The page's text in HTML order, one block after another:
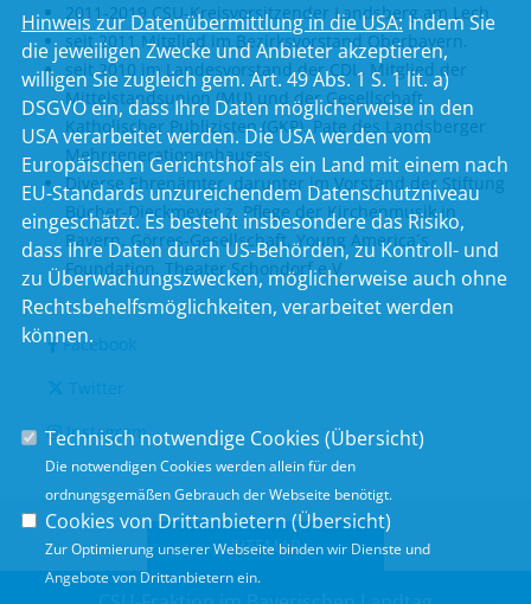
2011-2019 CSU-Kreisvorsitzender Landsberg am Lech
seit 2011 Mitglied im Bezirksvorstand Oberbayern.
seit 2010 im Landesvorstand der CDL. Mitglied der
Mittelstandsunion (MU) und der Gesellschaft
Katholischer Publizisten (GKP). Pate des Landsberger
Mehrgenerationenhauses.
Diverse Ehrenämter, darunter im Vorstand der Stiftung
Bücher-Dieckmeyer z. Pflege der Kirchenmusik in
Bayern, Görres-Gesellschaft, Young America´s
Foundation, Theater Schondorf e.V.
Facebook
Twitter
Instagram
SITEMAP
Hinweis zur Datenübermittlung in die USA: Indem Sie
die jeweiligen Zwecke und Anbieter akzeptieren,
willigen Sie zugleich gem. Art. 49 Abs. 1 S. 1 lit. a)
DSGVO ein, dass Ihre Daten möglicherweise in den
USA verarbeitet werden. Die USA werden vom
Europäischen Gerichtshof als ein Land mit einem nach
EU-Standards unzureichendem Datenschutzniveau
eingeschätzt. Es besteht insbesondere das Risiko,
dass Ihre Daten durch US-Behörden, zu Kontroll- und
zu Überwachungszwecken, möglicherweise auch ohne
Rechtsbehelfsmöglichkeiten, verarbeitet werden
können.
Technisch notwendige Cookies (Übersicht)
Die notwendigen Cookies werden allein für den
ordnungsgemäßen Gebrauch der Webseite benötigt.
Cookies von Drittanbietern (Übersicht)
Zur Optimierung unserer Webseite binden wir Dienste und
Angebote von Drittanbietern ein.